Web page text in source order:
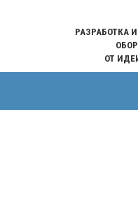
РАЗРАБОТКА
ОТ